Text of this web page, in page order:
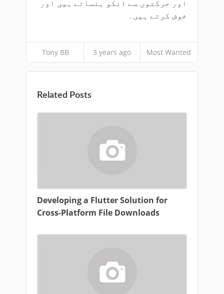
اور حرکتوں سے انکو ہنساتے ہیں اور
خوش کرتے ہیں۔
Tony BB 3 years ago Most Wanted
Related Posts
Developing a Flutter Solution for
Cross-Platform File Downloads